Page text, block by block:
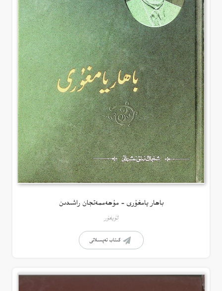
باھار يامغۇرى – مۇھەممەتجان راشىدىن
ئۇيغۇر
كىتاب تەپسىلاتى